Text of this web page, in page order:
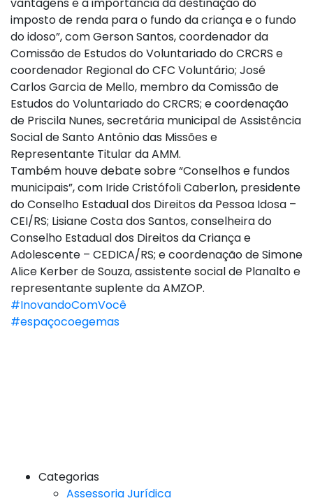
imposto de renda para o fundo da criança e o fundo
do idoso”, com Gerson Santos, coordenador da
Comissão de Estudos do Voluntariado do CRCRS e
coordenador Regional do CFC Voluntário; José
Carlos Garcia de Mello, membro da Comissão de
Estudos do Voluntariado do CRCRS; e coordenação
de Priscila Nunes, secretária municipal de Assistência
Social de Santo Antônio das Missões e
Representante Titular da AMM.
Também houve debate sobre “Conselhos e fundos
municipais”, com Iride Cristófoli Caberlon, presidente
do Conselho Estadual dos Direitos da Pessoa Idosa –
CEI/RS; Lisiane Costa dos Santos, conselheira do
Conselho Estadual dos Direitos da Criança e
Adolescente – CEDICA/RS; e coordenação de Simone
Alice Kerber de Souza, assistente social de Planalto e
representante suplente da AMZOP.
#InovandoComVocê
#espaçocoegemas
Categorias
Assessoria Jurídica